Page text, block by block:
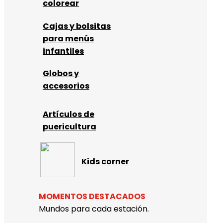
colorear
Cajas y bolsitas
para menús
infantiles
Globos y
accesorios
Artículos de
puericultura
Kids corner
MOMENTOS DESTACADOS
Mundos para cada estación.